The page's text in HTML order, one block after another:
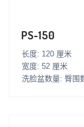
PS-150
长度: 120 厘米
宽度: 52 厘米
洗脸盆数量: 臀围